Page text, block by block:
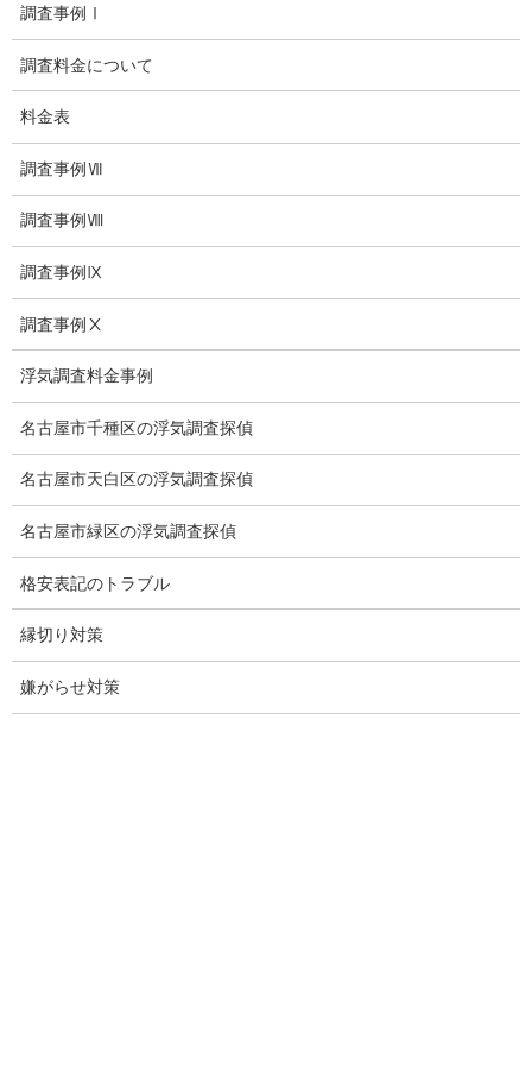
探偵業法
法令遵守
推奨・提携法律事務所
ブログ
探偵エッセイ
探偵コラム
いじめ相談
子供の虐待
児童虐待防止対策
子供のいじめ相談
いじめ相談・愛知県名古屋
子供のいじめ問題・いじめ相談、小学生、中学生、高校生
調査事例Ⅰ
調査料金について
料金表
調査事例Ⅶ
調査事例Ⅷ
調査事例Ⅸ
調査事例Ⅹ
浮気調査料金事例
名古屋市千種区の浮気調査探偵
名古屋市天白区の浮気調査探偵
名古屋市緑区の浮気調査探偵
格安表記のトラブル
縁切り対策
嫌がらせ対策